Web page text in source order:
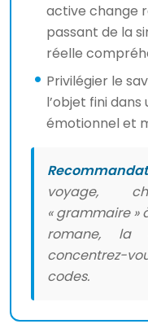
active change
passant de la
réelle
Privilégier le
l’objet fini
émotionnel et
voyage,
« grammaire »
romane, la
concentrez-
codes.